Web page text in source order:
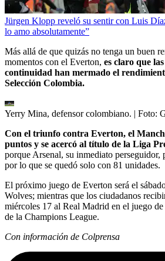
Jürgen Klopp reveló su sentir con Luis
lo amo absolutamente”
Más allá de que quizás no tenga un buen
momentos con el Everton, es claro que
continuidad han mermado el
Selección Colombia.
Yerry Mina, defensor colombiano. | Foto:
Con el triunfo contra Everton, el
puntos y se acercó al título de la Liga
porque Arsenal, su inmediato
por lo que se quedó solo con 81 unidades.
El próximo juego de Everton será el
Wolves; mientras que los ciudadanos
miércoles 17 al Real Madrid en el juego
de la Champions League.
Con información de Colprensa